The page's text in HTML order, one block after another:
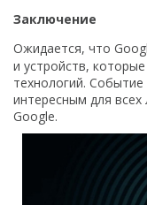
Заключение
Ожидается, что
и устройств,
технологий.
интересным для
Google.